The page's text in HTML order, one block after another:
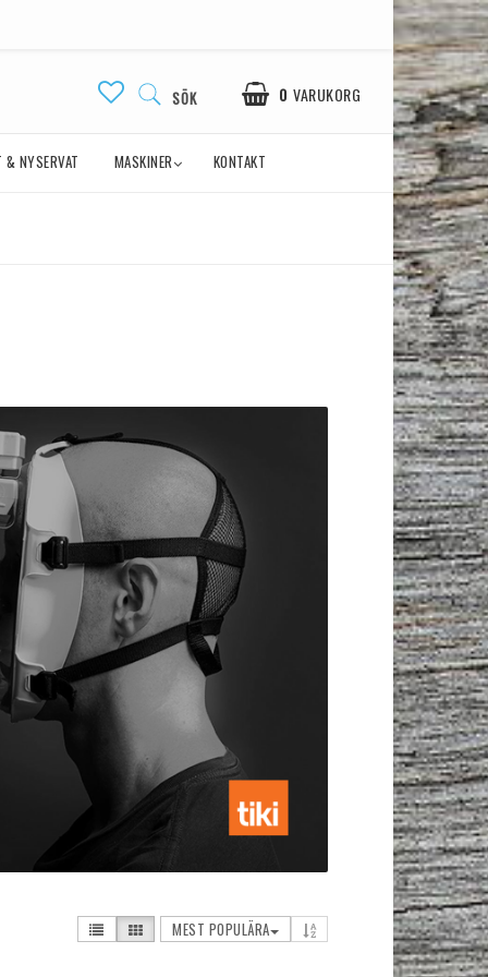
0 VARUKORG
SÖK
& NYSERVAT MASKINER KONTAKT
MEST POPULÄRA